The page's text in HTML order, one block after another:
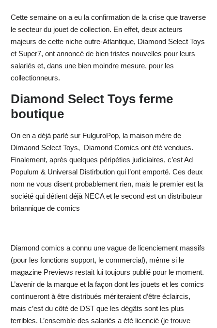
Cette semaine on a eu la confirmation de la crise que traverse
le secteur du jouet de collection. En effet, deux acteurs
majeurs de cette niche outre-Atlantique, Diamond Select Toys
et Super7, ont annoncé de bien tristes nouvelles pour leurs
salariés et, dans une bien moindre mesure, pour les
collectionneurs.
Diamond Select Toys ferme
boutique
On en a déjà parlé sur FulguroPop, la maison mère de
Dimaond Select Toys, Diamond Comics ont été vendues.
Finalement, après quelques péripéties judiciaires, c’est Ad
Populum & Universal Distirbution qui l’ont emporté. Ces deux
nom ne vous disent probablement rien, mais le premier est la
société qui détient déjà NECA et le second est un distributeur
britannique de comics
Diamond comics a connu une vague de licenciement massifs
(pour les fonctions support, le commercial), même si le
magazine Previews restait lui toujours publié pour le moment.
L’avenir de la marque et la façon dont les jouets et les comics
continueront à être distribués mériteraient d’être éclaircis,
mais c’est du côté de DST que les dégâts sont les plus
terribles. L’ensemble des salariés a été licencié (je trouve